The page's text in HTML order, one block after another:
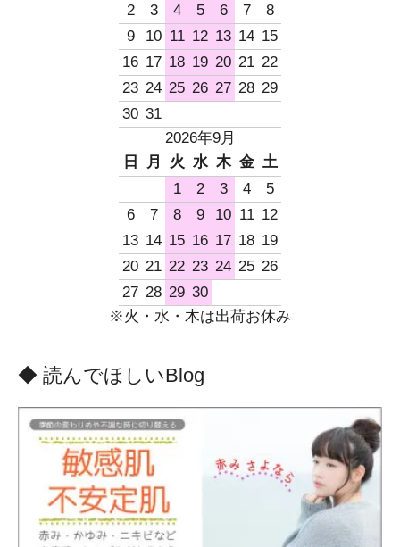
2
3 4 5 6 7
8
9
10 11 12 13 14 15
16 17 18 19 20 21 22
23 24 25 26 27 28 29
30 31
2026年9月
日
月 火 水 木 金 土
1
2 3 4
5
6
7 8 9 10 11 12
13 14 15 16 17 18 19
20 21 22 23 24 25 26
27 28 29 30
※火・水・木は出荷お休み
◆ 読んでほしいBlog